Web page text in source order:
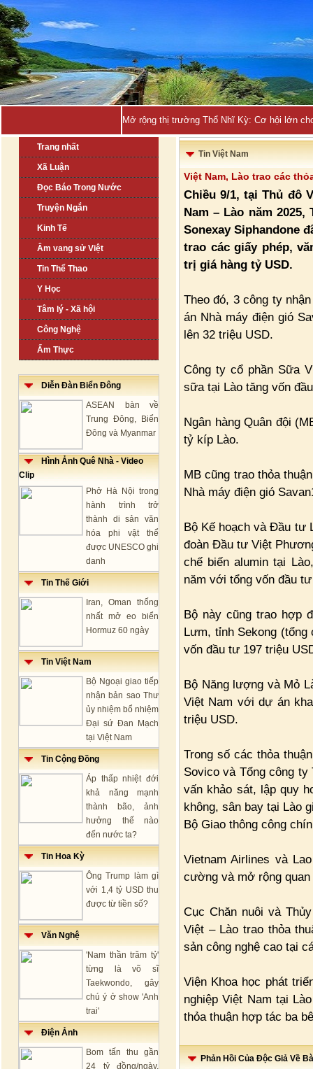
Mở rộng thị trường Thổ Nhĩ Kỳ: Cơ hội lớn
Trang nhất
Xã Luận
Đọc Báo Trong Nước
Truyện Ngắn
Kinh Tế
Âm vang sử Việt
Tin Thể Thao
Y Học
Tâm lý - Xã hội
Công Nghệ
Ẩm Thực
Diễn Đàn Biển Đông
ASEAN bàn về
Trung Đông, Biển
Đông và Myanmar
Hình Ảnh Quê Nhà - Video
Clip
Phở Hà Nội trong
hành trình trở
thành di sản văn
hóa phi vật thể
được UNESCO ghi
danh
Tin Thế Giới
Iran, Oman thống
nhất mở eo biển
Hormuz 60 ngày
Tin Việt Nam
Bộ Ngoại giao tiếp
nhận bản sao Thư
ủy nhiệm bổ nhiệm
Đại sứ Đan Mạch
tại Việt Nam
Tin Cộng Đồng
Áp thấp nhiệt đới
khả năng mạnh
thành bão, ảnh
hưởng thế nào
đến nước ta?
Tin Hoa Kỳ
Ông Trump làm gì
với 1,4 tỷ USD thu
được từ tiền số?
Văn Nghệ
'Nam thần trăm tỷ'
từng là võ sĩ
Taekwondo, gây
chú ý ở show 'Anh
trai'
Điện Ảnh
Bom tấn thu gần
24 tỷ đồng/ngày,
Tin Việt Nam
Việt Nam, Lào trao các
Chiều 9/1, tại Thủ đô
Nam – Lào năm
Sonexay Siphandone
trao các giấy phép,
trị giá hàng tỷ USD.
Theo đó, 3 công ty
án Nhà máy điện gió
lên 32 triệu USD.
Công ty cổ phần Sữa
sữa tại Lào tăng vốn
Ngân hàng Quân đội
tỷ kíp Lào.
MB cũng trao thỏa
Nhà máy điện gió
Bộ Kế hoạch và Đầu tư
đoàn Đầu tư Việt
chế biến alumin tại
năm với tổng vốn đầu
Bộ này cũng trao hợp
Lưm, tỉnh Sekong
vốn đầu tư 197 triệu
Bộ Năng lượng và Mỏ
Việt Nam với dự án
triệu USD.
Trong số các thỏa
Sovico và Tổng công
vấn khảo sát, lập quy
không, sân bay tại Lào
Bộ Giao thông công
Vietnam Airlines và
cường và mở rộng
Cục Chăn nuôi và
Việt – Lào trao thỏa
sản công nghệ cao tại
Viện Khoa học phát
nghiệp Việt Nam tại
thỏa thuận hợp tác ba
Phản Hồi Của Độc Giả Về